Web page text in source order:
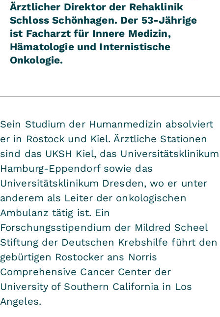
Ärztlicher Direktor der Rehaklinik
Schloss Schönhagen. Der 53-Jährige
ist Facharzt für Innere Medizin,
Hämatologie und Internistische
Onkologie.
Sein Studium der Humanmedizin absolviert
er in Rostock und Kiel. Ärztliche Stationen
sind das UKSH Kiel, das Universitätsklinikum
Hamburg-Eppendorf sowie das
Universitätsklinikum Dresden, wo er unter
anderem als Leiter der onkologischen
Ambulanz tätig ist. Ein
Forschungsstipendium der Mildred Scheel
Stiftung der Deutschen Krebshilfe führt den
gebürtigen Rostocker ans Norris
Comprehensive Cancer Center der
University of Southern California in Los
Angeles.